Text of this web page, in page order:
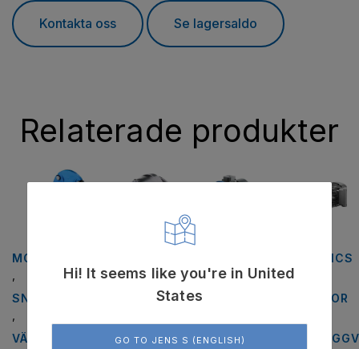
Kontakta oss Se lagersaldo
Relaterade produkter
MOTOVARIO
SNÄCKVÄXLAR
VÄXELLÅDOR
ROSTFRIA
MOTORER
,
VÄXELLÅDOR
VINKELKUGGVÄXLAR
INNOMOTICS
,
VÄXELLÅDOR
Hi! It seems like you're in United
States
GO TO JENS S (ENGLISH)